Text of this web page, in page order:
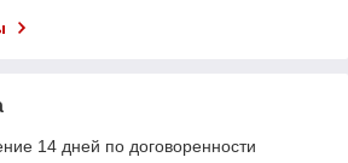
14 дней по договоренности